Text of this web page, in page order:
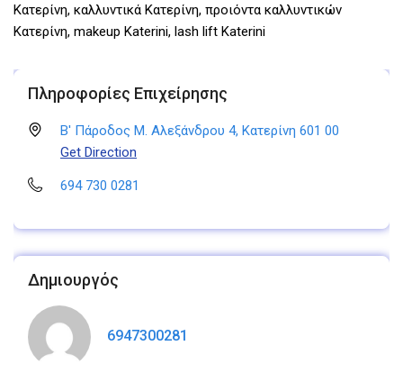
Κατερίνη, καλλυντικά Κατερίνη, προιόντα καλλυντικών
Κατερίνη, makeup Katerini, lash lift Katerini
Πληροφορίες Επιχείρησης
Β' Πάροδος Μ. Αλεξάνδρου 4, Κατερίνη 601 00
Get Direction
694 730 0281
Δημιουργός
6947300281